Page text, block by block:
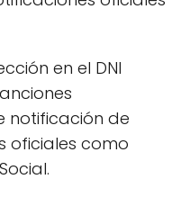
en el DNI
notificación de
oficiales como